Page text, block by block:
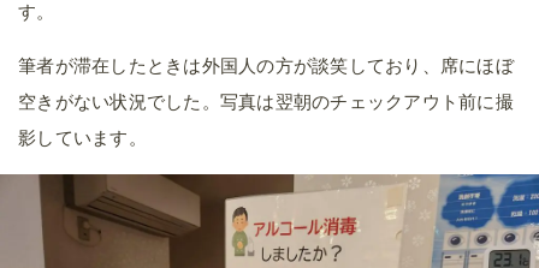
す。
筆者が滞在したときは外国人の方が談笑しており、席にほぼ
空きがない状況でした。写真は翌朝のチェックアウト前に撮
影しています。